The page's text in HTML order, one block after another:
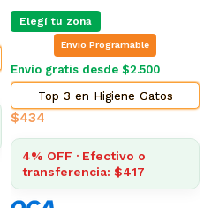
Elegí tu zona
Envio Programable
Envío gratis desde $2.500
Top 3 en Higiene Gatos
$434
4% OFF · Efectivo o
transferencia: $417